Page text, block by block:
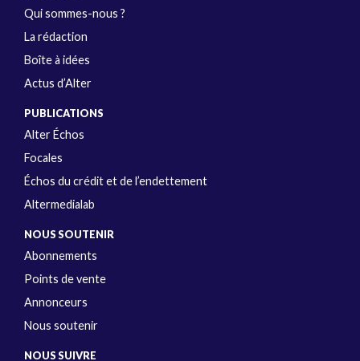
Qui sommes-nous ?
La rédaction
Boîte à idées
Actus d’Alter
PUBLICATIONS
Alter Échos
Focales
Échos du crédit et de l’endettement
Altermedialab
NOUS SOUTENIR
Abonnements
Points de vente
Annonceurs
Nous soutenir
NOUS SUIVRE